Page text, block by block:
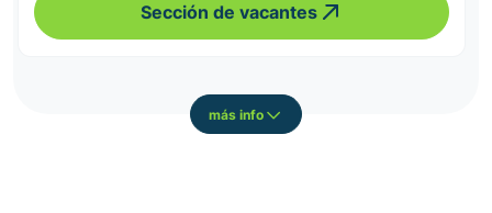
Sección de vacantes
más info